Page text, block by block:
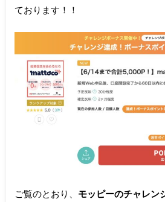
ております！！
ご覧のとおり、 モッピーのチャレン